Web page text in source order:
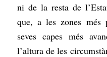
ni de la resta de
que, a les zones més
seves capes més
l’altura de les